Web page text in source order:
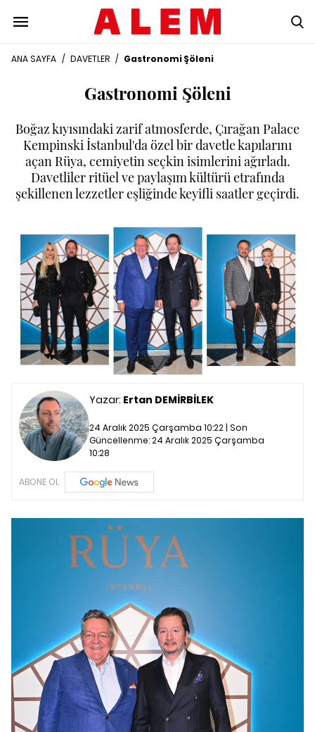
ANA SAYFA / DAVETLER / Gastronomi Şöleni
Gastronomi Şöleni
Boğaz kıyısındaki zarif atmosferde, Çırağan Palace
Kempinski İstanbul'da özel bir davetle kapılarını
açan Rüya, cemiyetin seçkin isimlerini ağırladı.
Davetliler ritüel ve paylaşım kültürü etrafında
şekillenen lezzetler eşliğinde keyifli saatler geçirdi.
Yazar: Ertan DEMİRBİLEK
24 Aralık 2025 Çarşamba 10:22 | Son
Güncellenme:24 Aralık 2025 Çarşamba
10:28
ABONE OL